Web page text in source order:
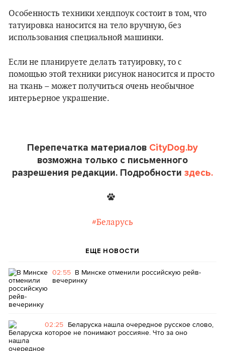
Особенность техники хендпоук состоит в том, что
татуировка наносится на тело вручную, без
использования специальной машинки.
Если не планируете делать татуировку, то с
помощью этой техники рисунок наносится и просто
на ткань – может получиться очень необычное
интерьерное украшение.
Перепечатка материалов CityDog.by
возможна только с письменного
разрешения редакции. Подробности здесь.
#Беларусь
ЕЩЕ НОВОСТИ
02:55 В Минске отменили российскую рейв-
вечеринку
02:25 Беларуска нашла очередное русское слово,
которое не понимают россияне. Что за оно